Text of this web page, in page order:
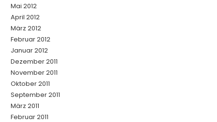
Mai 2012
April 2012
März 2012
Februar 2012
Januar 2012
Dezember 2011
November 2011
Oktober 2011
September 2011
März 2011
Februar 2011